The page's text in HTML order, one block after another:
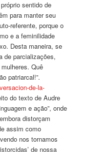
sentido de
para manter seu
referente, porque o
e a feminilidade
Desta maneira, se
de parcializações,
Quê
patriarcal!”.
de-la-
do texto de Audre
e ação”, onde
distorçam
assim como
nos tornamos
de nossa